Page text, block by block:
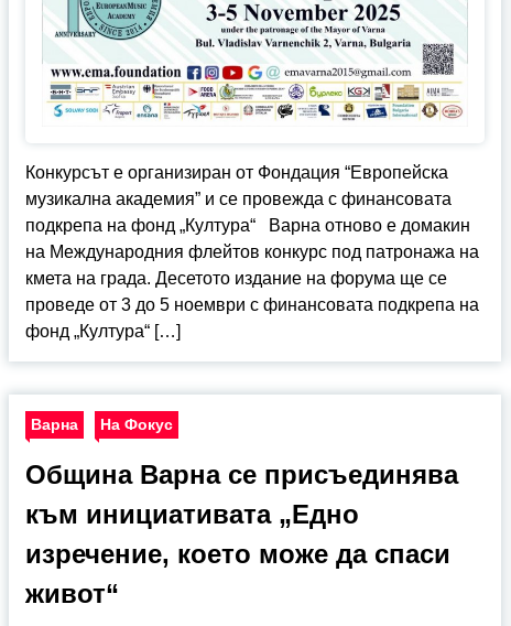
Конкурсът е организиран от Фондация “Европейска
музикална академия” и се провежда с финансовата
подкрепа на фонд „Култура“ Варна отново е домакин
на Международния флейтов конкурс под патронажа на
кмета на града. Десетото издание на форума ще се
проведе от 3 до 5 ноември с финансовата подкрепа на
фонд „Култура“ […]
Варна На Фокус
Община Варна се присъединява
към инициативата „Едно
изречение, което може да спаси
живот“